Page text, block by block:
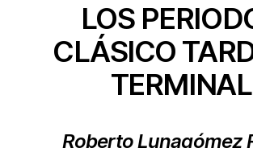
LOS
CLÁSICO
TERMINAL
Roberto Lunagómez